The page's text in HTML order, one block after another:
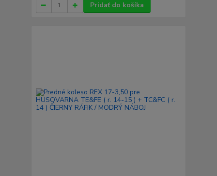
Pridať do košíka